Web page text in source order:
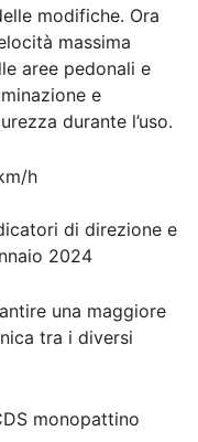
modifiche. Ora
massima
aree pedonali e
e
durante l’uso.
h
di direzione e
2024
una maggiore
tra i diversi
monopattino